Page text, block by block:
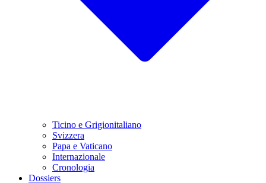
Ticino e Grigionitaliano
Svizzera
Papa e Vaticano
Internazionale
Cronologia
Dossiers